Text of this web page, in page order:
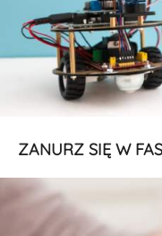
ZANURZ SIĘ W